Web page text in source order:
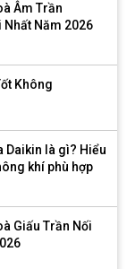
Âm Trần
Nhất Năm 2026
Không
Daikin là gì? Hiểu
khí phù hợp
Giấu Trần Nối